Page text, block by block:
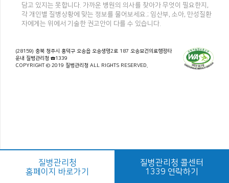
담고 있지는 못합니다. 가까운 병원의 의사를 찾아가 무엇이 필요한지,
각 개인별 질병상황에 맞는 정보를 물어보세요.; 임산부, 소아, 만성질환
자에게는 위에서 기술한 권고안이 다를 수 있습니다.
(28159) 충북 청주시 흥덕구 오송읍 오송생명2로 187 오송보건의료행정타
운내 질병관리청 ☎1339
COPYRIGHT © 2019 질병관리청 ALL RIGHTS RESERVED.
질병관리청
홈페이지 바로가기
질병관리청 콜센터
1339 연락하기